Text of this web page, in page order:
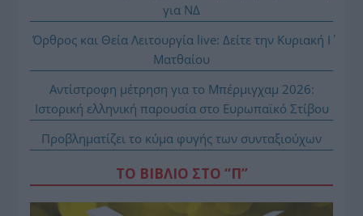
για ΝΔ
Όρθρος και Θεία Λειτουργία live: Δείτε την Κυριακή Ι΄
Ματθαίου
Αντίστροφη μέτρηση για το Μπέρμιγχαμ 2026:
Ιστορική ελληνική παρουσία στο Ευρωπαϊκό Στίβου
Προβληματίζει το κύμα φυγής των συνταξιούχων
ΤΟ ΒΙΒΛΙΟ ΣΤΟ “Π”